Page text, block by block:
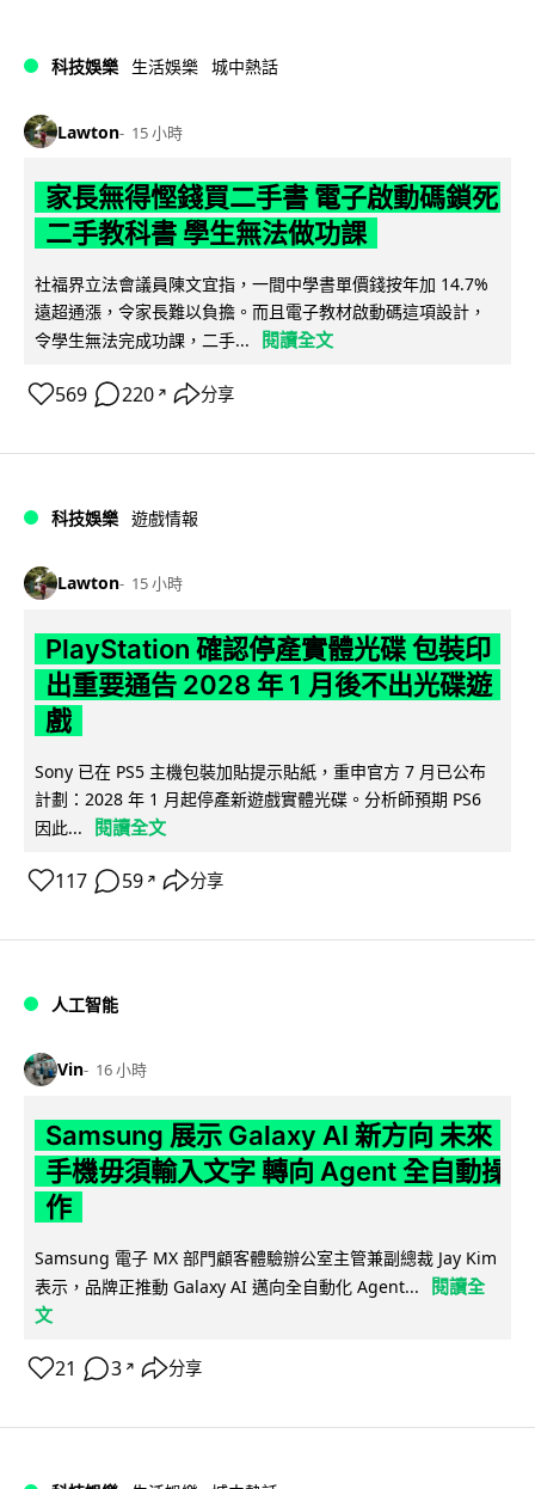
科技娛樂 生活娛樂 城中熱話
Lawton 15 小時
家長無得慳錢買二手書 電子啟動碼鎖死
二手教科書 學生無法做功課
社福界立法會議員陳文宜指，一間中學書單價錢按年加 14.7%
遠超通漲，令家長難以負擔。而且電子教材啟動碼這項設計，
令學生無法完成功課，二手...
閱讀全文
569 220 ↗ 分享
科技娛樂 遊戲情報
Lawton 15 小時
PlayStation 確認停產實體光碟 包裝印
出重要通告 2028 年 1 月後不出光碟遊
戲
Sony 已在 PS5 主機包裝加貼提示貼紙，重申官方 7 月已公布
計劃：2028 年 1 月起停產新遊戲實體光碟。分析師預期 PS6
因此...
閱讀全文
117 59 ↗ 分享
人工智能
Vin 16 小時
Samsung 展示 Galaxy AI 新方向 未來
手機毋須輸入文字 轉向 Agent 全自動操
作
Samsung 電子 MX 部門顧客體驗辦公室主管兼副總裁 Jay Kim
表示，品牌正推動 Galaxy AI 邁向全自動化 Agent...
閱讀全
文
21 3 ↗ 分享